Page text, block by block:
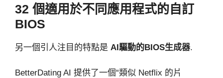
32 個適用於不同應用程式的自訂
BIOS
另一個引人注目的特點是 AI驅動的BIOS生成器.
BetterDating AI 提供了一個“類似 Netflix 的片